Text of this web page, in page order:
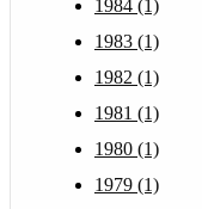
1984 (1)
1983 (1)
1982 (1)
1981 (1)
1980 (1)
1979 (1)